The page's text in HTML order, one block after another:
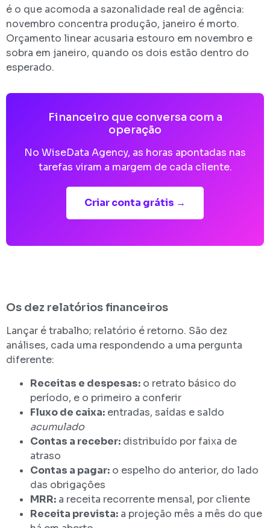
é o que acomoda a sazonalidade real de agência:
novembro concentra produção, janeiro é morto.
Orçamento linear acusaria estouro em novembro e
sobra em janeiro, quando os dois estão dentro do
esperado.
Financeiro que conversa com a
operação
No WiseData Agency, as horas apontadas nas
tarefas viram a margem de cada cliente.
Criar conta grátis →
Os dez relatórios financeiros
Lançar é trabalho; relatório é retorno. São dez
análises, cada uma respondendo a uma pergunta
diferente:
Receitas e despesas: o retrato básico do
período, e o primeiro a conferir
Fluxo de caixa: entradas, saídas e saldo
acumulado
Contas a receber: distribuído por faixa de
atraso
Contas a pagar: o espelho do anterior, do lado
das obrigações
MRR: a receita recorrente mensal, por cliente
Receita prevista: a projeção mês a mês do que